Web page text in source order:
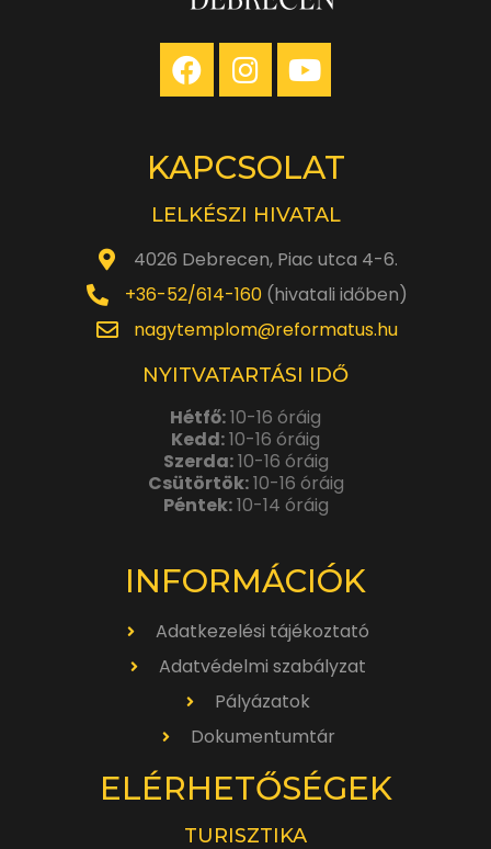
KAPCSOLAT
LELKÉSZI HIVATAL
4026 Debrecen, Piac utca 4-6.
+36-52/614-160(hivatali időben)
nagytemplom@reformatus.hu
NYITVATARTÁSI IDŐ
Hétfő:10-16 óráig
Kedd:10-16 óráig
Szerda:10-16 óráig
Csütörtök:10-16 óráig
Péntek:10-14 óráig
INFORMÁCIÓK
Adatkezelési tájékoztató
Adatvédelmi szabályzat
Pályázatok
Dokumentumtár
ELÉRHETŐSÉGEK
TURISZTIKA